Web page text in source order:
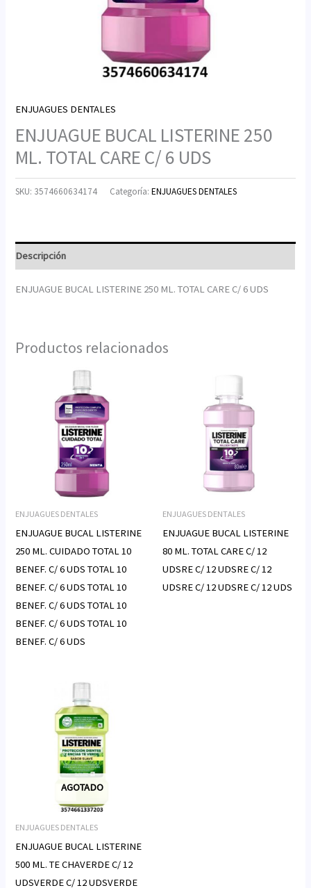
ENJUAGUES DENTALES
ENJUAGUE BUCAL LISTERINE 250
ML. TOTAL CARE C/ 6 UDS
SKU: 3574660634174 Categoría:ENJUAGUES DENTALES
Descripción
ENJUAGUE BUCAL LISTERINE 250 ML. TOTAL CARE C/ 6 UDS
Productos relacionados
ENJUAGUES DENTALES
ENJUAGUE BUCAL LISTERINE
250 ML. CUIDADO TOTAL 10
BENEF. C/ 6 UDS TOTAL 10
BENEF. C/ 6 UDS TOTAL 10
BENEF. C/ 6 UDS TOTAL 10
BENEF. C/ 6 UDS TOTAL 10
BENEF. C/ 6 UDS
ENJUAGUES DENTALES
ENJUAGUE BUCAL LISTERINE
80 ML. TOTAL CARE C/ 12
UDSRE C/ 12 UDSRE C/ 12
UDSRE C/ 12 UDSRE C/ 12 UDS
AGOTADO
ENJUAGUES DENTALES
ENJUAGUE BUCAL LISTERINE
500 ML. TE CHAVERDE C/ 12
UDSVERDE C/ 12 UDSVERDE